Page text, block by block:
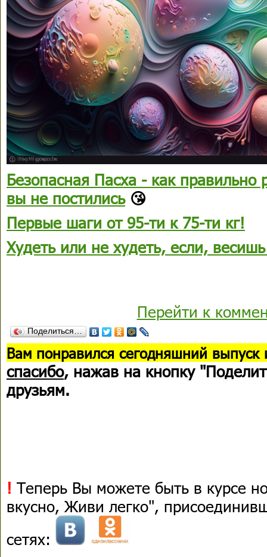
Безопасная Пасха - как правильно
вы не постились😘
Первые шаги от 95-ти к 75-ти кг!
Худеть или не худеть, если,
Перейти к
Поделиться…
Вам понравился сегодняшний выпуск
спасибо, нажав на кнопку
друзьям.
! Теперь Вы можете быть в курсе
вкусно, Живи легко",
сетях: